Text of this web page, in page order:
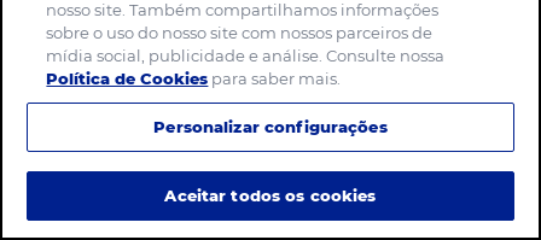
nosso site. Também compartilhamos informações
sobre o uso do nosso site com nossos parceiros de
mídia social, publicidade e análise. Consulte nossa
Política de Cookies para saber mais.
Personalizar configurações
Aceitar todos os cookies